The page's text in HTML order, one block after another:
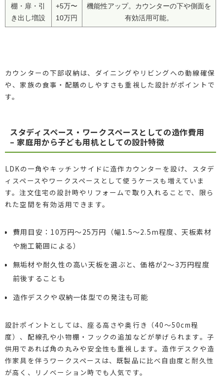
棚・扉・引
き出し増設
+5万〜
10万円
機能性アップ。カウンターの下や側面を
有効活用可能。
カウンターの下部収納は、ダイニングやリビングへの動線確保
や、家族の食事・配膳のしやすさも重視した設計がポイントで
す。
スタディスペース・ワークスペースとしての造作費用
– 家庭用から子ども用机としての設計特徴
LDKの一角やキッチンサイドに造作カウンターを設け、スタデ
ィスペースやワークスペースとして使うケースも増えていま
す。注文住宅の設計時やリフォームで取り入れることで、限ら
れた空間を有効活用できます。
費用目安：10万円〜25万円（幅1.5～2.5m程度、天板素材
や施工範囲による）
無垢材や耐久性の高い天板を選ぶと、価格が2〜3万円程度
前後することも
造作デスクや収納一体型での発注も可能
設計ポイントとしては、座る高さや奥行き（40〜50cm程
度）、配線孔や小物棚・フックの追加などが挙げられます。子
供用であれば角の丸みや安全性も重視します。造作デスクや造
作家具を伴うワークスペースは、既製品に比べ自由度と耐久性
が高く、リノベーション時でも人気です。